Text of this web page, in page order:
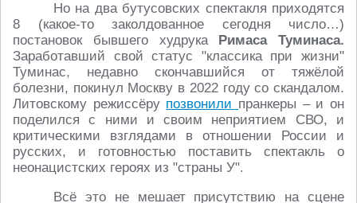
Но на два бутусовских спектакля приходятся
8 (какое-то заколдованное сегодня число…)
постановок бывшего худрука Римаса Туминаса.
Заработавший свой статус "классика при жизни"
Туминас, недавно скончавшийся от тяжёлой
болезни, покинул Москву в 2022 году со скандалом.
Литовскому режиссёру позвонили пранкеры – и он
поделился с ними и своим неприятием СВО, и
критическими взглядами в отношении России и
русских, и готовностью поставить спектакль о
неонацистских героях из "страны У".
Всё это не мешает присутствию на сцене